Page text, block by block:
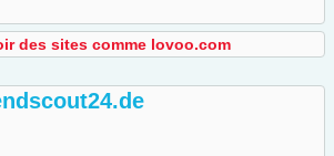
des sites comme lovoo.com